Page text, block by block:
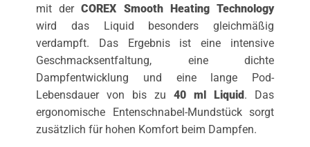
mit derCOREX Smooth Heating Technology
wird das Liquid besonders gleichmäßig
verdampft. Das Ergebnis ist eine intensive
Geschmacksentfaltung, eine dichte
Dampfentwicklung und eine lange Pod-
Lebensdauer von bis zu40 ml Liquid. Das
ergonomische Entenschnabel-Mundstück sorgt
zusätzlich für hohen Komfort beim Dampfen.